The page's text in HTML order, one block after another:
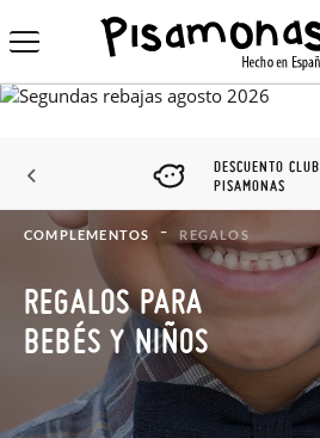
DESCUENTO CLUB
PISAMONAS
COMPLEMENTOS REGALOS
REGALOS PARA
BEBÉS Y NIÑOS